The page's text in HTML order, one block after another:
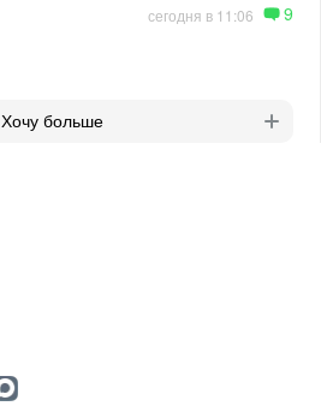
сегодня в 11:06 9
Хочу больше